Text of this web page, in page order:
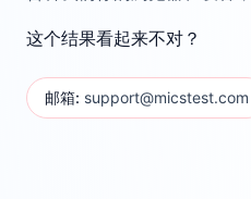
这个结果看起来不对？
邮箱: support@micstest.com